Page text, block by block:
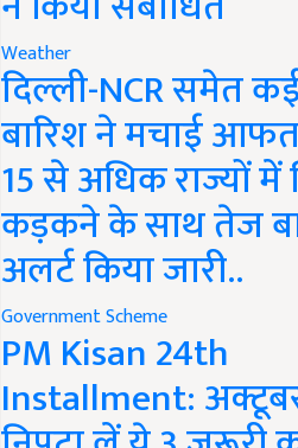
Weather
दिल्ली-NCR समेत
बारिश ने मचाई
15 से अधिक राज्यों में
कड़कने के साथ तेज
अलर्ट किया जारी..
Government Scheme
PM Kisan 24th
Installment: